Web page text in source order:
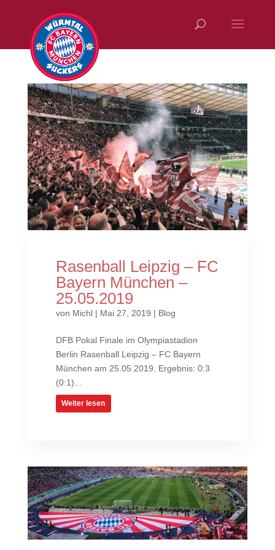
Rasenball Leipzig – FC
Bayern München –
25.05.2019
von Michl| Mai 27, 2019 | Blog
DFB Pokal Finale im Olympiastadion
Berlin Rasenball Leipzig – FC Bayern
München am 25.05.2019, Ergebnis: 0:3
(0:1)...
Weiter lesen